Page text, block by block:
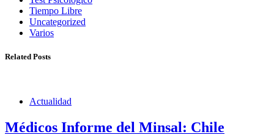
Tiempo Libre
Uncategorized
Varios
Related Posts
Actualidad
Médicos Informe del Minsal: Chile